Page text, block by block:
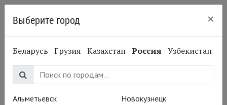
Выберите город ×
Беларусь Грузия Казахстан Россия Узбекистан
Альметьевск
Новокузнецк